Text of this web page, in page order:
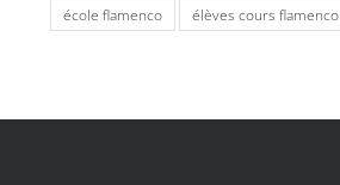
école flamenco
élèves cours flamenco